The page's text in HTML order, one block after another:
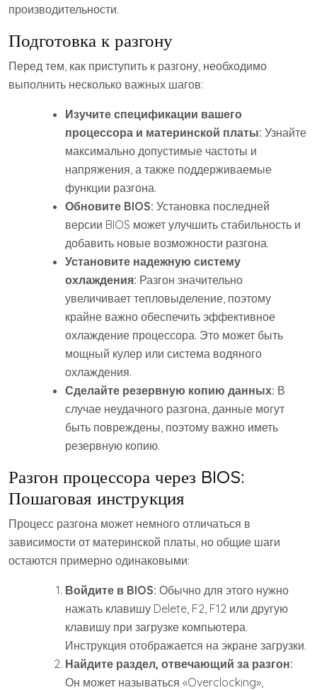
производительности.
Подготовка к разгону
Перед тем, как приступить к разгону, необходимо
выполнить несколько важных шагов:
Изучите спецификации вашего
процессора и материнской платы: Узнайте
максимально допустимые частоты и
напряжения, а также поддерживаемые
функции разгона.
Обновите BIOS: Установка последней
версии BIOS может улучшить стабильность и
добавить новые возможности разгона.
Установите надежную систему
охлаждения: Разгон значительно
увеличивает тепловыделение, поэтому
крайне важно обеспечить эффективное
охлаждение процессора. Это может быть
мощный кулер или система водяного
охлаждения.
Сделайте резервную копию данных: В
случае неудачного разгона, данные могут
быть повреждены, поэтому важно иметь
резервную копию.
Разгон процессора через BIOS:
Пошаговая инструкция
Процесс разгона может немного отличаться в
зависимости от материнской платы, но общие шаги
остаются примерно одинаковыми:
Войдите в BIOS: Обычно для этого нужно
нажать клавишу Delete, F2, F12 или другую
клавишу при загрузке компьютера.
Инструкция отображается на экране загрузки.
Найдите раздел, отвечающий за разгон:
Он может называться «Overclocking»,